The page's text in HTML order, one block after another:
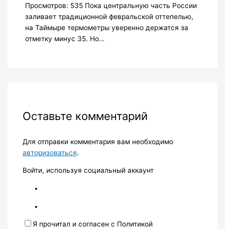
Просмотров: 535 Пока центральную часть России
заливает традиционной февральской оттепелью,
на Таймыре термометры уверенно держатся за
отметку минус 35. Но…
Оставьте комментарий
Для отправки комментария вам необходимо
авторизоваться.
Войти, используя социальный аккаунт
Я прочитал и согласен с Политикой